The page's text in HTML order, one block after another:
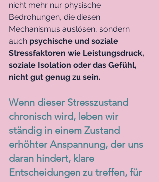
nicht mehr nur physische
Bedrohungen, die diesen
Mechanismus auslösen, sondern
auch psychische und soziale
Stressfaktoren wie Leistungsdruck,
soziale Isolation oder das Gefühl,
nicht gut genug zu sein.
Wenn dieser Stresszustand
chronisch wird, leben wir
ständig in einem Zustand
erhöhter Anspannung, der uns
daran hindert, klare
Entscheidungen zu treffen, für